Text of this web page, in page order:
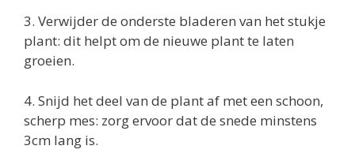
3. Verwijder de onderste bladeren van het stukje
plant: dit helpt om de nieuwe plant te laten
groeien.
4. Snijd het deel van de plant af met een schoon,
scherp mes: zorg ervoor dat de snede minstens
3cm lang is.